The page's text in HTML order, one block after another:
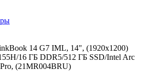
14 G7 IML, 14", (1920x1200)
16 ГБ DDR5/512 ГБ SSD/Intel Arc
(21MR004BRU)